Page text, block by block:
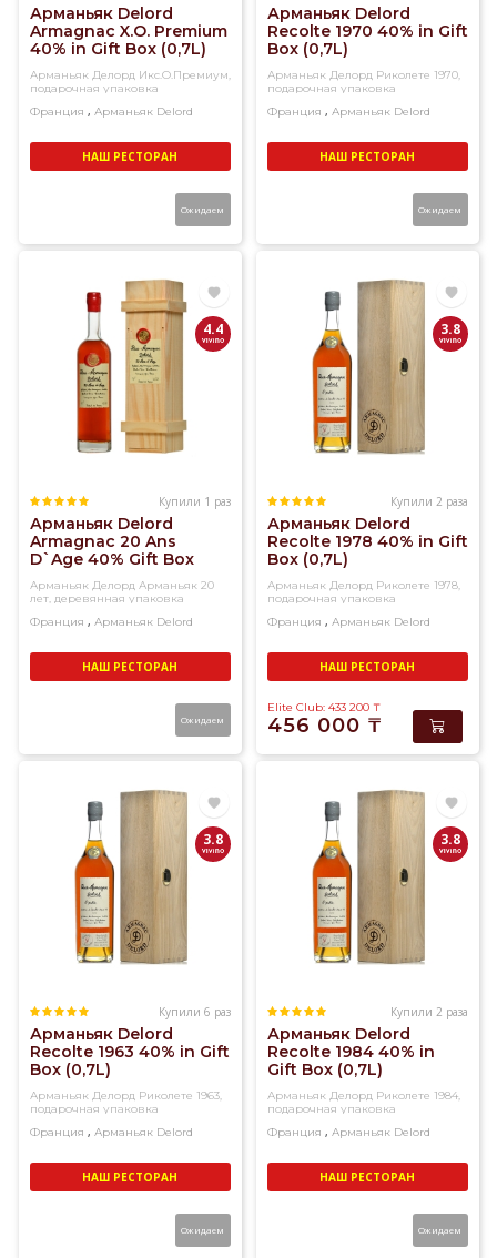
Арманьяк Delord
Armagnac X.O. Premium
40% in Gift Box (0,7L)
Арманьяк Делорд Икс.О.Премиум,
подарочная упаковка
Франция , Арманьяк Delord
НАШ РЕСТОРАН
Ожидаем
Арманьяк Delord
Recolte 1970 40% in Gift
Box (0,7L)
Арманьяк Делорд Риколете 1970,
подарочная упаковка
Франция , Арманьяк Delord
НАШ РЕСТОРАН
Ожидаем
4.4
Купили 1 раз
Арманьяк Delord
Armagnac 20 Ans
D`Age 40% Gift Box
(0,7L)
Арманьяк Делорд Арманьяк 20
лет, деревянная упаковка
Франция , Арманьяк Delord
НАШ РЕСТОРАН
Ожидаем
3.8
Купили 2 раза
Арманьяк Delord
Recolte 1978 40% in Gift
Box (0,7L)
Арманьяк Делорд Риколете 1978,
подарочная упаковка
Франция , Арманьяк Delord
НАШ РЕСТОРАН
Elite Club: 433 200 ₸
456 000 ₸
3.8
Купили 6 раз
Арманьяк Delord
Recolte 1963 40% in Gift
Box (0,7L)
Арманьяк Делорд Риколете 1963,
подарочная упаковка
Франция , Арманьяк Delord
НАШ РЕСТОРАН
Ожидаем
3.8
Купили 2 раза
Арманьяк Delord
Recolte 1984 40% in
Gift Box (0,7L)
Арманьяк Делорд Риколете 1984,
подарочная упаковка
Франция , Арманьяк Delord
НАШ РЕСТОРАН
Ожидаем